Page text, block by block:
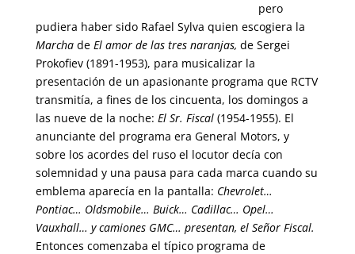
pero
pudiera haber sido Rafael Sylva quien escogiera la
Marchade El amor de las tres naranjas, de Sergei
Prokofiev (1891-1953), para musicalizar la
presentación de un apasionante programa que RCTV
transmitía, a fines de los cincuenta, los domingos a
las nueve de la noche: El Sr. Fiscal(1954-1955). El
anunciante del programa era General Motors, y
sobre los acordes del ruso el locutor decía con
solemnidad y una pausa para cada marca cuando su
emblema aparecía en la pantalla: Chevrolet…
Pontiac… Oldsmobile… Buick… Cadillac… Opel…
Vauxhall… y camiones GMC… presentan, el Señor Fiscal.
Entonces comenzaba el típico programa de